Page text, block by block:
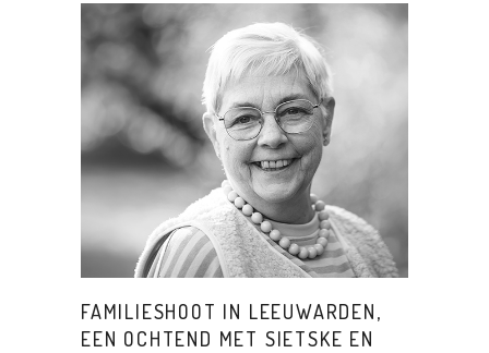
FAMILIESHOOT IN LEEUWARDEN,
EEN OCHTEND MET SIETSKE EN